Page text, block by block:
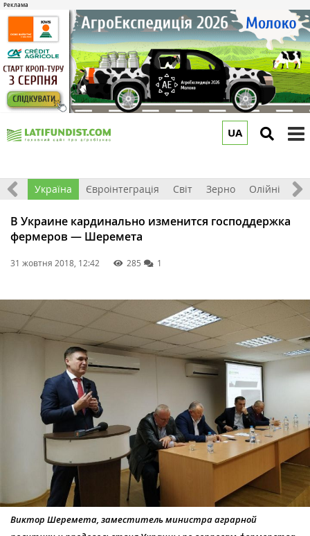
UA
Все Україна Євроінтеграція Світ Зерно Олійні
В Украине кардинально изменится господдержка
фермеров — Шеремета
31 жовтня 2018, 12:42 285 1
Виктор Шеремета, заместитель министра аграрной